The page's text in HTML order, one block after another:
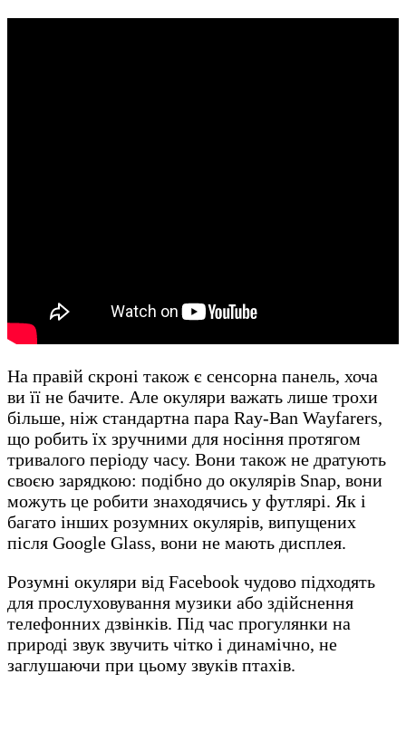
На правій скроні також є сенсорна панель, хоча
ви її не бачите. Але окуляри важать лише трохи
більше, ніж стандартна пара Ray-Ban Wayfarers,
що робить їх зручними для носіння протягом
тривалого періоду часу. Вони також не дратують
своєю зарядкою: подібно до окулярів Snap, вони
можуть це робити знаходячись у футлярі. Як і
багато інших розумних окулярів, випущених
після Google Glass, вони не мають дисплея.
Розумні окуляри від Facebook чудово підходять
для прослуховування музики або здійснення
телефонних дзвінків. Під час прогулянки на
природі звук звучить чітко і динамічно, не
заглушаючи при цьому звуків птахів.